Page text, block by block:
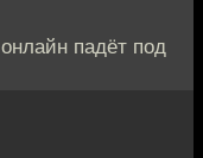
падёт под